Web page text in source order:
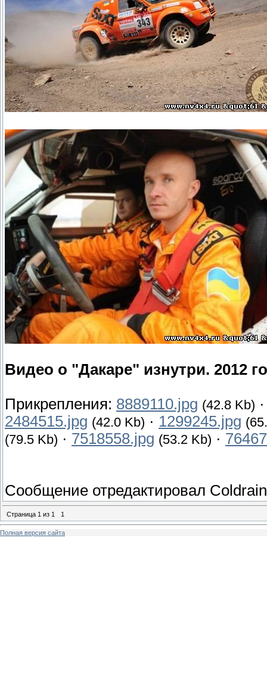
Видео о "Дакаре" изнутри. 2012
Прикрепления: 8889110.jpg (42.8 Kb)
2484515.jpg (42.0 Kb) · 1299245.jpg
(79.5 Kb) · 7518558.jpg (53.2 Kb) ·
Сообщение отредактировал Coldrain
Страница 1 из 1 1
Полная версия сайта